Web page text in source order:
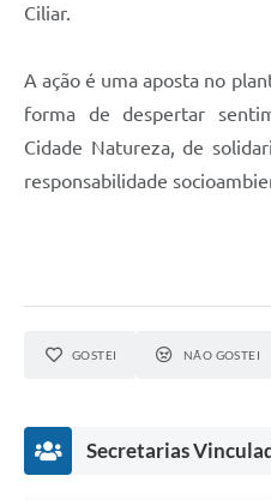
Ciliar.
A ação é uma aposta no
forma de despertar
Cidade Natureza, de
responsabilidade
GOSTEI NÃO GOSTEI
Secretarias